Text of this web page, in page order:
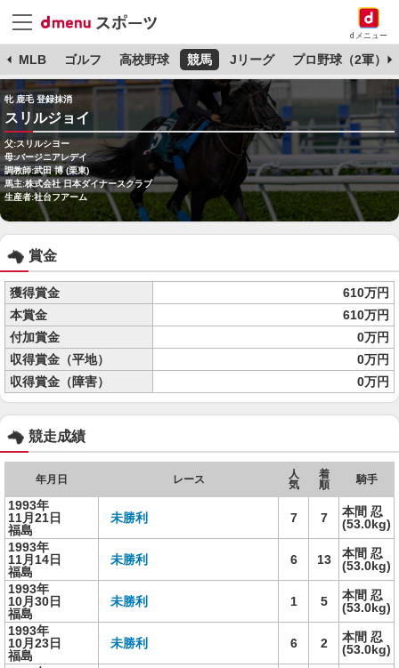
dメニュー
MLB ゴルフ 高校野球 競馬 Jリーグ プロ野球（2軍）
牝 鹿毛 登録抹消
スリルジョイ
父:スリルシヨー
母:バージニアレデイ
調教師:武田 博 (栗東)
馬主:株式会社 日本ダイナースクラブ
生産者:社台フアーム
賞金
獲得賞金
610万円
本賞金
610万円
付加賞金
0万円
収得賞金（平地）
0万円
収得賞金（障害）
0万円
競走成績
年月日 レース
人
気
着
順
騎手
1993年
11月21日
福島
未勝利 7 7
本間 忍
(53.0kg)
1993年
11月14日
福島
未勝利 6 13
本間 忍
(53.0kg)
1993年
10月30日
福島
未勝利 1 5
本間 忍
(53.0kg)
1993年
10月23日
福島
未勝利 6 2
本間 忍
(53.0kg)